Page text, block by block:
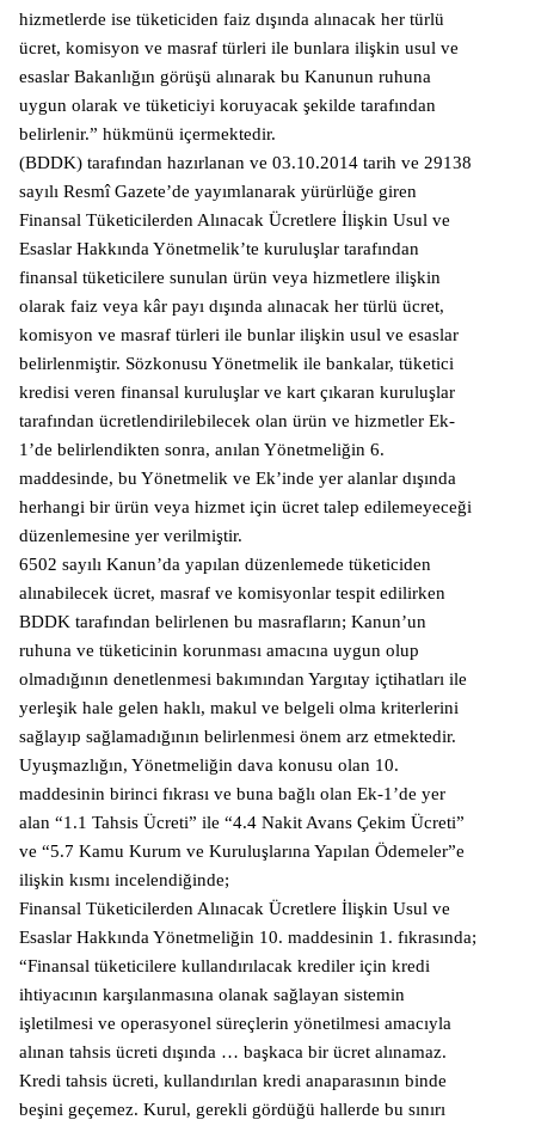
hizmetlerde ise tüketiciden faiz dışında alınacak her türlü
ücret, komisyon ve masraf türleri ile bunlara ilişkin usul ve
esaslar Bakanlığın görüşü alınarak bu Kanunun ruhuna
uygun olarak ve tüketiciyi koruyacak şekilde tarafından
belirlenir.” hükmünü içermektedir.
(BDDK) tarafından hazırlanan ve 03.10.2014 tarih ve 29138
sayılı Resmî Gazete’de yayımlanarak yürürlüğe giren
Finansal Tüketicilerden Alınacak Ücretlere İlişkin Usul ve
Esaslar Hakkında Yönetmelik’te kuruluşlar tarafından
finansal tüketicilere sunulan ürün veya hizmetlere ilişkin
olarak faiz veya kâr payı dışında alınacak her türlü ücret,
komisyon ve masraf türleri ile bunlar ilişkin usul ve esaslar
belirlenmiştir. Sözkonusu Yönetmelik ile bankalar, tüketici
kredisi veren finansal kuruluşlar ve kart çıkaran kuruluşlar
tarafından ücretlendirilebilecek olan ürün ve hizmetler Ek-
1’de belirlendikten sonra, anılan Yönetmeliğin 6.
maddesinde, bu Yönetmelik ve Ek’inde yer alanlar dışında
herhangi bir ürün veya hizmet için ücret talep edilemeyeceği
düzenlemesine yer verilmiştir.
6502 sayılı Kanun’da yapılan düzenlemede tüketiciden
alınabilecek ücret, masraf ve komisyonlar tespit edilirken
BDDK tarafından belirlenen bu masrafların; Kanun’un
ruhuna ve tüketicinin korunması amacına uygun olup
olmadığının denetlenmesi bakımından Yargıtay içtihatları ile
yerleşik hale gelen haklı, makul ve belgeli olma kriterlerini
sağlayıp sağlamadığının belirlenmesi önem arz etmektedir.
Uyuşmazlığın, Yönetmeliğin dava konusu olan 10.
maddesinin birinci fıkrası ve buna bağlı olan Ek-1’de yer
alan “1.1 Tahsis Ücreti” ile “4.4 Nakit Avans Çekim Ücreti”
ve “5.7 Kamu Kurum ve Kuruluşlarına Yapılan Ödemeler”e
ilişkin kısmı incelendiğinde;
Finansal Tüketicilerden Alınacak Ücretlere İlişkin Usul ve
Esaslar Hakkında Yönetmeliğin 10. maddesinin 1. fıkrasında;
“Finansal tüketicilere kullandırılacak krediler için kredi
ihtiyacının karşılanmasına olanak sağlayan sistemin
işletilmesi ve operasyonel süreçlerin yönetilmesi amacıyla
alınan tahsis ücreti dışında … başkaca bir ücret alınamaz.
Kredi tahsis ücreti, kullandırılan kredi anaparasının binde
beşini geçemez. Kurul, gerekli gördüğü hallerde bu sınırı